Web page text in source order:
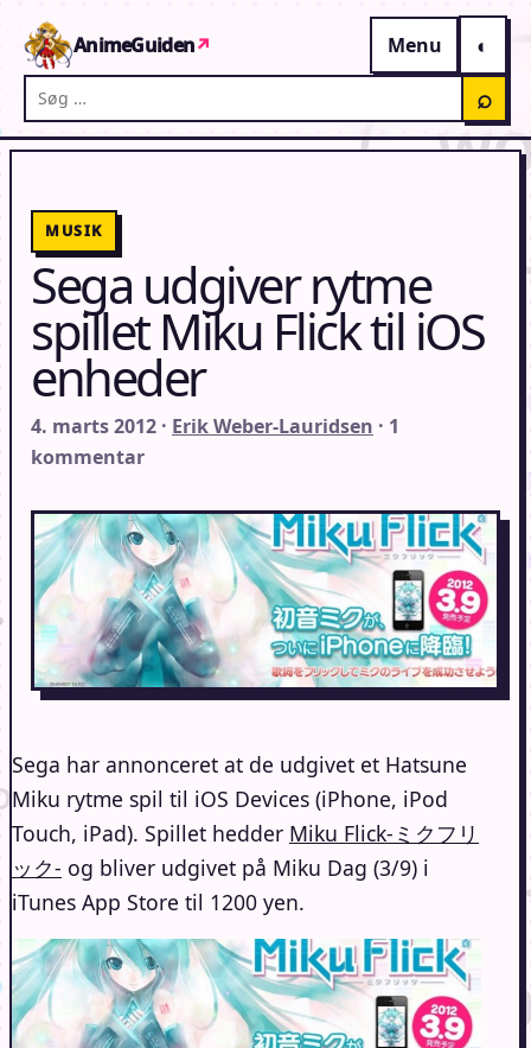
AnimeGuiden↗
Menu
Søg på AnimeGuiden
⌕
MUSIK
Sega udgiver rytme
spillet Miku Flick til iOS
enheder
4. marts 2012 · Erik Weber-Lauridsen · 1
kommentar
Sega har annonceret at de udgivet et Hatsune
Miku rytme spil til iOS Devices (iPhone, iPod
Touch, iPad). Spillet hedder Miku Flick-ミクフリ
ック- og bliver udgivet på Miku Dag (3/9) i
iTunes App Store til 1200 yen.